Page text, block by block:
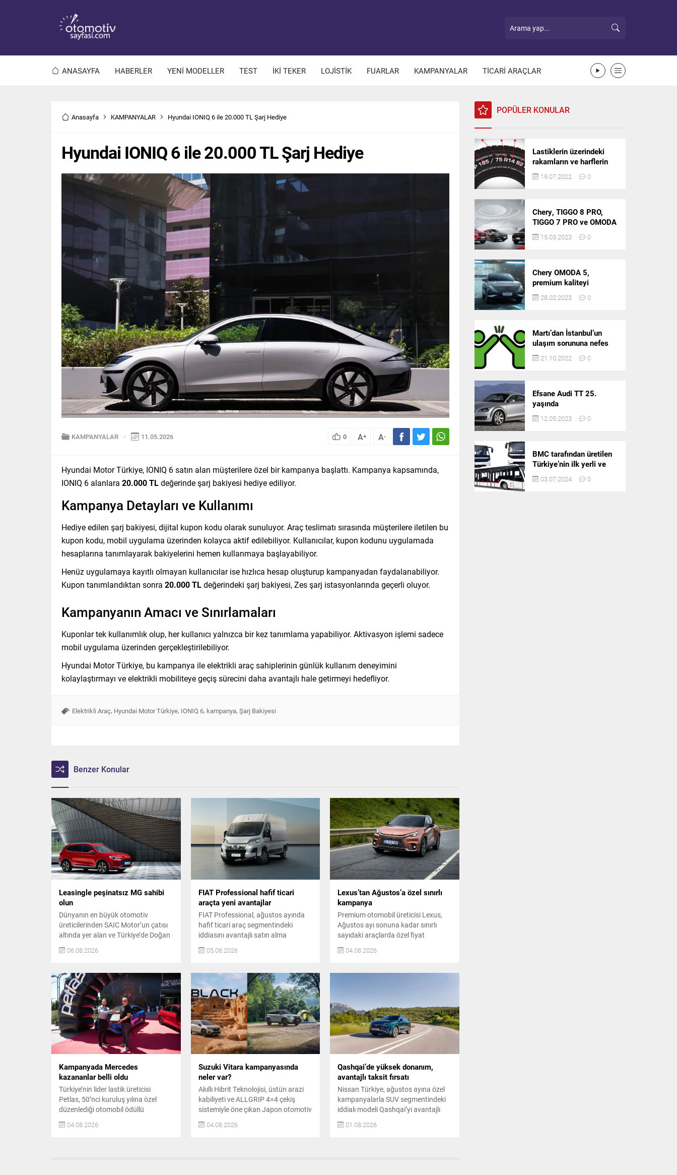
ANASAYFA HABERLER YENİ MODELLER TEST İKİ TEKER LOJİSTİK FUARLAR KAMPANYALAR TİCARİ ARAÇLAR
Anasayfa KAMPANYALAR Hyundai IONIQ 6 ile 20.000 TL Şarj Hediye
Hyundai IONIQ 6 ile 20.000 TL Şarj Hediye
KAMPANYALAR 11.05.2026 0 A+ A-
Hyundai Motor Türkiye, IONIQ 6 satın alan müşterilere özel bir kampanya başlattı. Kampanya kapsamında,
IONIQ 6 alanlara 20.000 TLdeğerinde şarj bakiyesi hediye ediliyor.
Kampanya Detayları ve Kullanımı
Hediye edilen şarj bakiyesi, dijital kupon kodu olarak sunuluyor. Araç teslimatı sırasında müşterilere iletilen bu
kupon kodu, mobil uygulama üzerinden kolayca aktif edilebiliyor. Kullanıcılar, kupon kodunu uygulamada
hesaplarına tanımlayarak bakiyelerini hemen kullanmaya başlayabiliyor.
Henüz uygulamaya kayıtlı olmayan kullanıcılar ise hızlıca hesap oluşturup kampanyadan faydalanabiliyor.
Kupon tanımlandıktan sonra 20.000 TLdeğerindeki şarj bakiyesi, Zes şarj istasyonlarında geçerli oluyor.
Kampanyanın Amacı ve Sınırlamaları
Kuponlar tek kullanımlık olup, her kullanıcı yalnızca bir kez tanımlama yapabiliyor. Aktivasyon işlemi sadece
mobil uygulama üzerinden gerçekleştirilebiliyor.
Hyundai Motor Türkiye, bu kampanya ile elektrikli araç sahiplerinin günlük kullanım deneyimini
kolaylaştırmayı ve elektrikli mobiliteye geçiş sürecini daha avantajlı hale getirmeyi hedefliyor.
Elektrikli Araç, Hyundai Motor Türkiye, IONIQ 6, kampanya, Şarj Bakiyesi
Benzer Konular
Leasingle peşinatsız MG sahibi
olun
Dünyanın en büyük otomotiv
üreticilerinden SAIC Motor’un çatısı
altında yer alan ve Türkiye’de Doğan
edilen MG, ağustos ayına özel
olmak isteyenlere büyük avantajlar
sunuyor. ZS Hybrid+ Luxury modeli,
elektrikli açılabilir panoramik cam
tavan hediyesi ve 2.290.000 TL
takas destekli fiyatıyla öne çıkıyor.
MG,...
06.08.2026
FIAT Professional hafif ticari
araçta yeni avantajlar
FIAT Professional, ağustos ayında
hafif ticari araç segmentindeki
iddiasını avantajlı satın alma
Ulysse, Ducato ve Doblo
kredi seçenekleri veya model bazlı
150 bin TL’ye varan nakit indirim
imkânları sunuluyor. Kampanya
kapsamında müşteriler, geniş ürün
gamındaki modelleri cazip
finansman avantajlarıyla satın
alabiliyor. Scudo...
05.08.2026
Lexus’tan Ağustos’a özel sınırlı
kampanya
Premium otomobil üreticisi Lexus,
Ağustos ayı sonuna kadar sınırlı
sayıdaki araçlarda özel fiyat
premium otomobil sahibi olmak
oluşturuyor. Lexus LBX’te Özel Fiyat
teknolojisiyle öne çıkan LBX modeli,
2025 model yılına ait sınırlı...
04.08.2026
Kampanyada Mercedes
kazananlar belli oldu
Türkiye’nin lider lastik üreticisi
Petlas, 50’nci kuruluş yılına özel
düzenlediği otomobil ödüllü
kampanyayı tamamladı. Ankara’da
gerçekleştirilen teslim töreninde,
04.08.2026
Suzuki Vitara kampanyasında
neler var?
Akıllı Hibrit Teknolojisi, üstün arazi
kabiliyeti ve ALLGRIP 4×4 çekiş
sistemiyle öne çıkan Japon otomotiv
devi Suzuki, Ağustos ayında
avantajlı kampanyalarını devreye
04.08.2026
Qashqai’de yüksek donanım,
avantajlı taksit fırsatı
Nissan Türkiye, ağustos ayına özel
kampanyalarla SUV segmentindeki
iddialı modeli Qashqai’yi avantajlı
fiyat ve finansman seçenekleriyle
sunuyor. Qashqai Mild Hybrid
01.08.2026
POPÜLER KONULAR
Lastiklerin üzerindeki
rakamların ve harflerin
anlamı nedir?
19.07.2022 0
Chery, TIGGO 8 PRO,
TIGGO 7 PRO ve OMODA
5’in resmi olarak
satışlarına başlıyor!
15.03.2023 0
Chery OMODA 5,
premium kaliteyi
Türkiye’de sunmaya
hazırlanıyor
28.02.2023 0
Martı’dan İstanbul’un
ulaşım sorununa nefes
aldıracak yeni
platform: Tek Araçla
21.10.2022 0
Efsane Audi TT 25.
yaşında
12.05.2023 0
BMC tarafından üretilen
Türkiye’nin ilk yerli ve
milli apron otobüsü
Neoport’a yurt dışından
03.07.2024 0